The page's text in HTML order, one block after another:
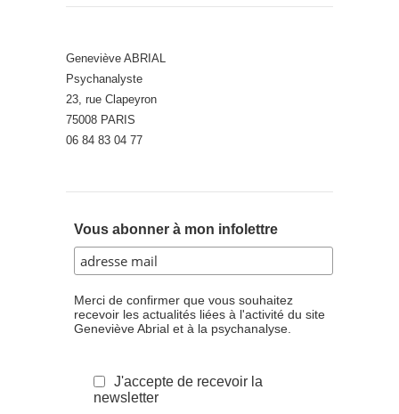
Geneviève ABRIAL
Psychanalyste
23, rue Clapeyron
75008 PARIS
06 84 83 04 77
Vous abonner à mon infolettre
Merci de confirmer que vous souhaitez
recevoir les actualités liées à l'activité du site
Geneviève Abrial et à la psychanalyse.
J'accepte de recevoir la
newsletter